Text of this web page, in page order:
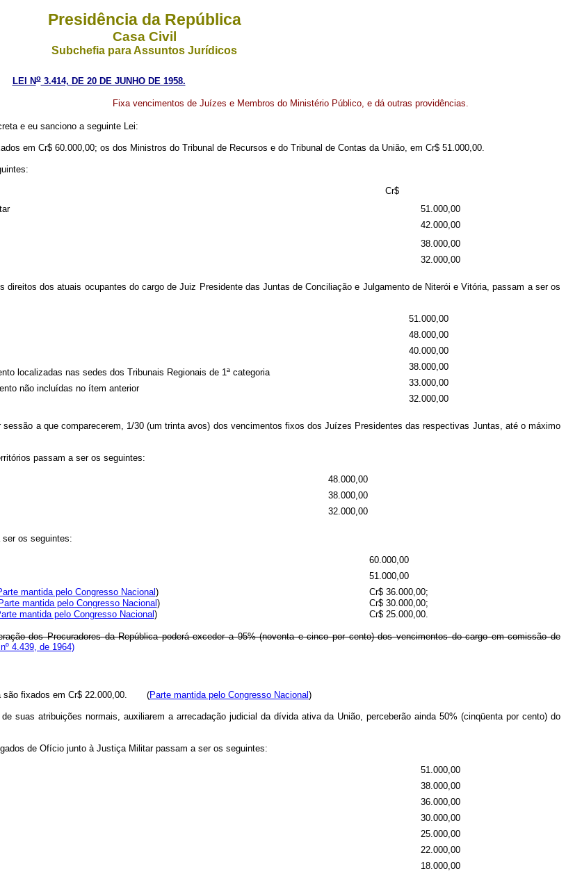
Presidência da República
Casa Civil
Subchefia para Assuntos Jurídicos
LEI No3.414, DE 20 DE JUNHO DE 1958.
Fixa vencimentos de Juízes e Membros do Ministério Público, e dá outras providências.
e eu sanciono a seguinte Lei:
em Cr$ 60.000,00; os dos Ministros do Tribunal de Recursos e do Tribunal de Contas da União, em Cr$ 51.000,00.
Cr$
51.000,00
42.000,00
38.000,00
32.000,00
dos atuais ocupantes do cargo de Juiz Presidente das Juntas de Conciliação e Julgamento de Niterói e Vitória, passam a ser os
51.000,00
48.000,00
40.000,00
localizadas nas sedes dos Tribunais Regionais de 1ª categoria
38.000,00
não incluídas no ítem anterior
33.000,00
32.000,00
a que comparecerem, 1/30 (um trinta avos) dos vencimentos fixos dos Juízes Presidentes das respectivas Juntas, até o máximo
passam a ser os seguintes:
48.000,00
38.000,00
32.000,00
os seguintes:
60.000,00
51.000,00
mantida pelo Congresso Nacional)
Cr$ 36.000,00;
mantida pelo Congresso Nacional)
Cr$ 30.000,00;
mantida pelo Congresso Nacional) Cr$ 25.000,00.
dos Procuradores da República poderá exceder a 95% (noventa e cinco por cento) dos vencimentos do cargo em comissão de
4.439, de 1964)
são fixados em Cr$ 22.000,00. (Parte mantida pelo Congresso Nacional)
suas atribuições normais, auxiliarem a arrecadação judicial da dívida ativa da União, perceberão ainda 50% (cinqüenta por cento) do
de Ofício junto à Justiça Militar passam a ser os seguintes:
51.000,00
38.000,00
36.000,00
30.000,00
25.000,00
22.000,00
18.000,00